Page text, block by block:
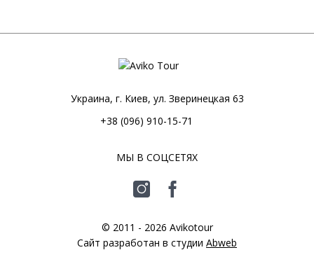
Украина, г. Киев, ул. Зверинецкая 63
+38 (096) 910-15-71
МЫ В СОЦСЕТЯХ
© 2011 - 2026 Avikotour
Сайт разработан в студии Abweb